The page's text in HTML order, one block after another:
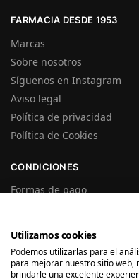
FARMACIA DESDE 1953
Marcas
Sobre nosotros
Síguenos en Instagram
Aviso legal
Política de privacidad
Política de Cookies
CONDICIONES
Formas de pago
Precios y Disponibilidad
Garantías y Devoluciones
Utilizamos cookies
Podemos utilizarlas para el
para mejorar nuestro sitio web,
brindarle una excelente